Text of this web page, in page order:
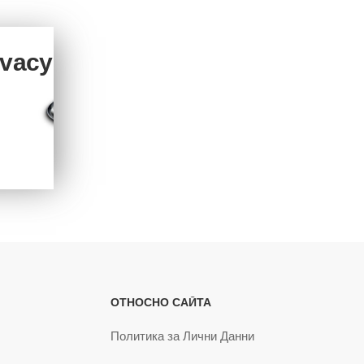
ОТНОСНО САЙТА
Политика за Лични Данни